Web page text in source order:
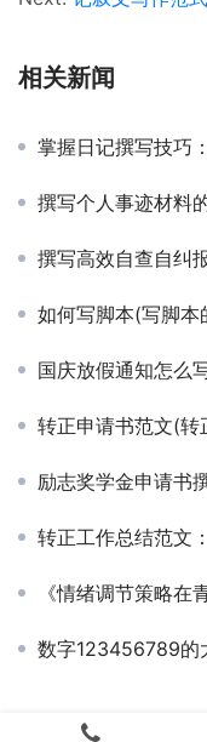
相关新闻
掌握日记撰写技巧：如何写出
撰写个人事迹材料的实用
撰写高效自查自纠报告范文指
如何写脚本(写脚本
国庆放假通知怎么
转正申请书范文(转
励志奖学金申请书撰写指南
转正工作总结范文：成为正式
《情绪调节策略在青少年心理健康
数字123456789的大写形式及书写